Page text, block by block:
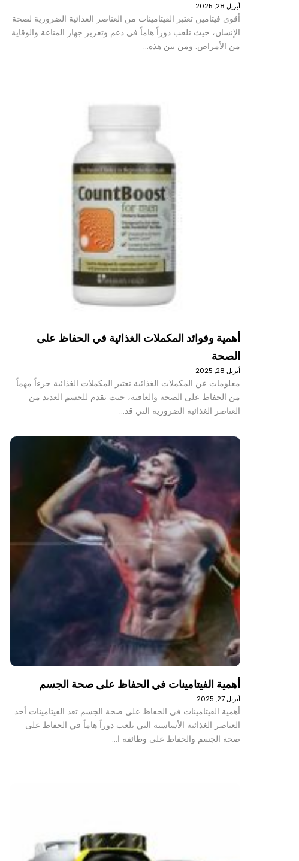
أبريل 28, 2025
أقوى فيتامين تعتبر الفيتامينات من العناصر الغذائية الضرورية لصحة
الإنسان، حيث تلعب دوراً هاماً في دعم وتعزيز جهاز المناعة والوقاية
من الأمراض. ومن بين هذه…
أهمية وفوائد المكملات الغذائية في الحفاظ على
الصحة
أبريل 28, 2025
معلومات عن المكملات الغذائية تعتبر المكملات الغذائية جزءاً مهماً
من الحفاظ على الصحة والعافية، حيث تقدم للجسم العديد من
العناصر الغذائية الضرورية التي قد…
أهمية الفيتامينات في الحفاظ على صحة الجسم
أبريل 27, 2025
أهمية الفيتامينات في الحفاظ على صحة الجسم تعد الفيتامينات أحد
العناصر الغذائية الأساسية التي تلعب دوراً هاماً في الحفاظ على
صحة الجسم والحفاظ على وظائفه ا…